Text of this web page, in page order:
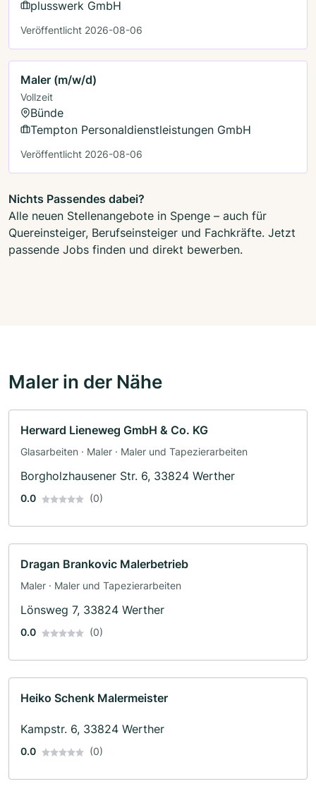
plusswerk GmbH
Veröffentlicht 2026-08-06
Maler (m/w/d)
Vollzeit
Bünde
Tempton Personaldienstleistungen GmbH
Veröffentlicht 2026-08-06
Nichts Passendes dabei?
Alle neuen Stellenangebote in Spenge – auch für
Quereinsteiger, Berufseinsteiger und Fachkräfte. Jetzt
passende Jobs finden und direkt bewerben.
Maler in der Nähe
Herward Lieneweg GmbH & Co. KG
Glasarbeiten · Maler · Maler und Tapezierarbeiten
Borgholzhausener Str. 6, 33824 Werther
0.0 (0)
Dragan Brankovic Malerbetrieb
Maler · Maler und Tapezierarbeiten
Lönsweg 7, 33824 Werther
0.0 (0)
Heiko Schenk Malermeister
Kampstr. 6, 33824 Werther
0.0 (0)